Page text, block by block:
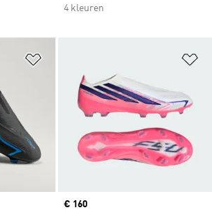
4 kleuren
Price
€ 160